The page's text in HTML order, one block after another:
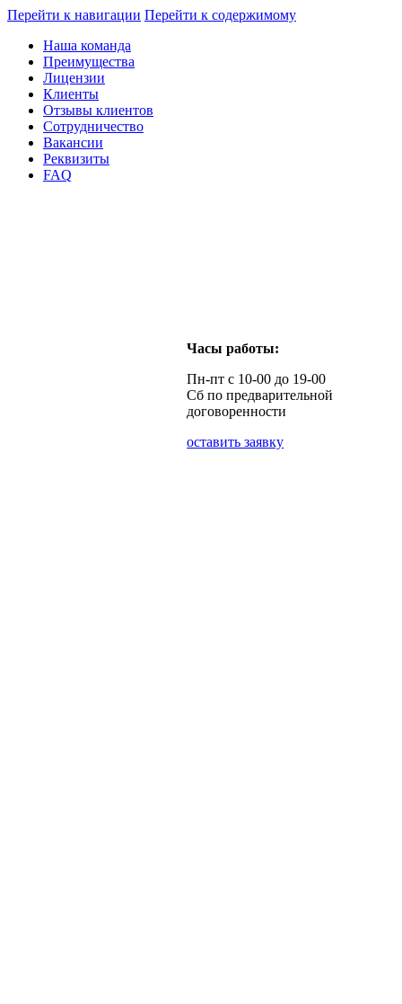
Перейти к навигации Перейти к содержимому
Наша команда
Преимущества
Лицензии
Клиенты
Отзывы клиентов
Сотрудничество
Вакансии
Реквизиты
FAQ
Часы работы:
Пн-пт с 10-00 до 19-00
Сб по предварительной
договоренности
оставить заявку